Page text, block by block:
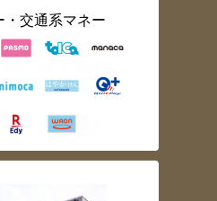
・交通系マネー